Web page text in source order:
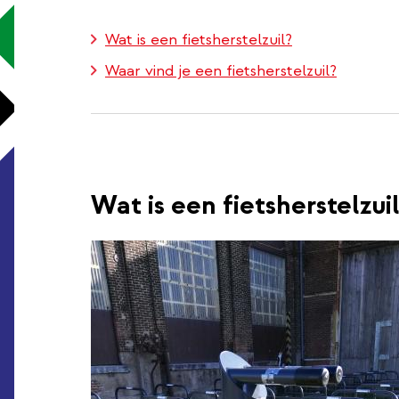
Wat is een fietsherstelzuil?
Waar vind je een fietsherstelzuil?
Wat is een